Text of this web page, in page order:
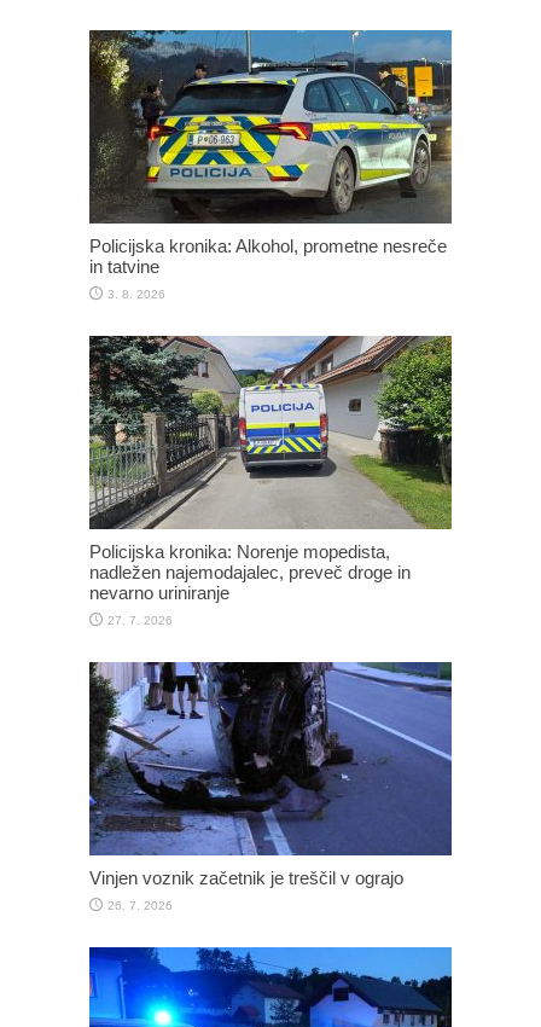
Policijska kronika: Alkohol, prometne nesreče
in tatvine
3. 8. 2026
Policijska kronika: Norenje mopedista,
nadležen najemodajalec, preveč droge in
nevarno uriniranje
27. 7. 2026
Vinjen voznik začetnik je treščil v ograjo
26. 7. 2026